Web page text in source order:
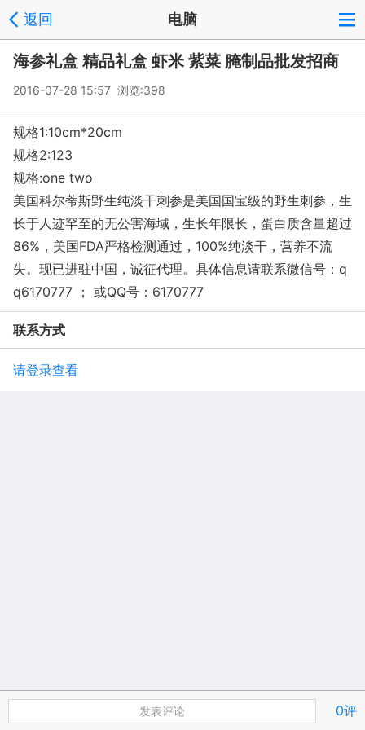
返回 电脑
海参礼盒 精品礼盒 虾米 紫菜 腌制品批发招商
2016-07-28 15:57 浏览:398
规格1:10cm*20cm
规格2:123
规格:one two
美国科尔蒂斯野生纯淡干刺参是美国国宝级的野生刺参，生
长于人迹罕至的无公害海域，生长年限长，蛋白质含量超过
86%，美国FDA严格检测通过，100%纯淡干，营养不流
失。现已进驻中国，诚征代理。具体信息请联系微信号：q
q6170777 ； 或QQ号：6170777
联系方式
请登录查看
发表评论 0评